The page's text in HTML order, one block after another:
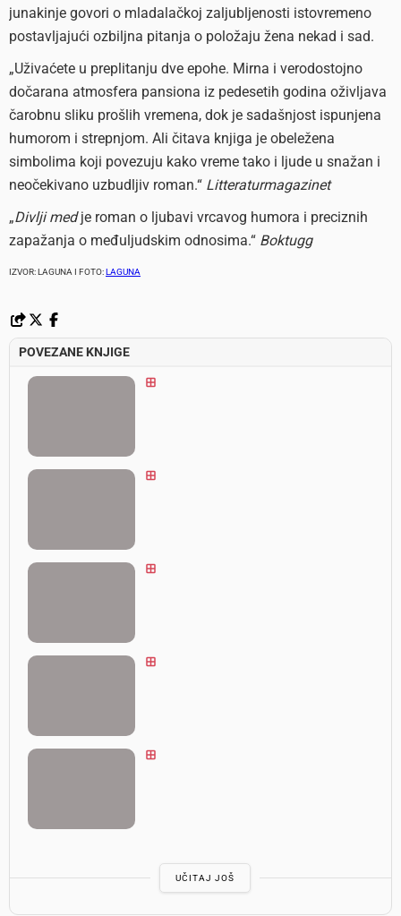
junakinje govori o mladalačkoj zaljubljenosti istovremeno
postavljajući ozbiljna pitanja o položaju žena nekad i sad.
„Uživaćete u preplitanju dve epohe. Mirna i verodostojno
dočarana atmosfera pansiona iz pedesetih godina oživljava
čarobnu sliku prošlih vremena, dok je sadašnjost ispunjena
humorom i strepnjom. Ali čitava knjiga je obeležena
simbolima koji povezuju kako vreme tako i ljude u snažan i
neočekivano uzbudljiv roman.“ Litteraturmagazinet
„Divlji medje roman o ljubavi vrcavog humora i preciznih
zapažanja o međuljudskim odnosima.“ Boktugg
IZVOR: LAGUNA I FOTO:LAGUNA
POVEZANE KNJIGE
UČITAJ JOŠ